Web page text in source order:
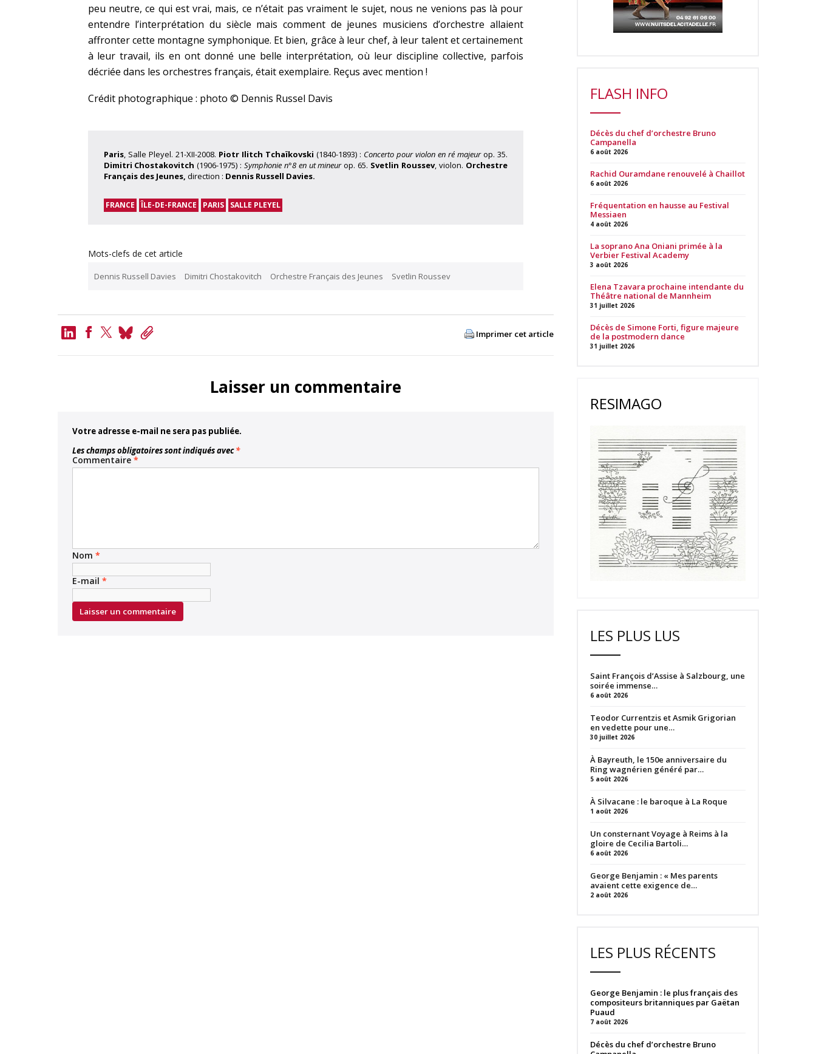
peu neutre, ce qui est vrai, mais, ce n’était pas vraiment le sujet, nous ne venions pas là pour
entendre l’interprétation du siècle mais comment de jeunes musiciens d’orchestre allaient
affronter cette montagne symphonique. Et bien, grâce à leur chef, à leur talent et certainement
à leur travail, ils en ont donné une belle interprétation, où leur discipline collective, parfois
décriée dans les orchestres français, était exemplaire. Reçus avec mention !
Crédit photographique : photo © Dennis Russel Davis
Paris, Salle Pleyel. 21-XII-2008. Piotr Ilitch Tchaïkovski (1840-1893) : Concerto pour violon en ré majeurop. 35.
Dimitri Chostakovitch (1906-1975) : Symphonie n°8 en ut mineurop. 65. Svetlin Roussev, violon. Orchestre
Français des Jeunes, direction : Dennis Russell Davies.
FRANCE ÎLE-DE-FRANCE PARIS SALLE PLEYEL
Mots-clefs de cet article
Dennis Russell Davies Dimitri Chostakovitch Orchestre Français des Jeunes Svetlin Roussev
LinkedIn
BlueskyCopy
Imprimer cet article
Laisser un commentaire
Votre adresse e-mail ne sera pas publiée.
Les champs obligatoires sont indiqués avec*
Commentaire *
Nom *
E-mail *
FLASH INFO
Décès du chef d’orchestre Bruno
Campanella
6 août 2026
Rachid Ouramdane renouvelé à Chaillot
6 août 2026
Fréquentation en hausse au Festival
Messiaen
4 août 2026
La soprano Ana Oniani primée à la
Verbier Festival Academy
3 août 2026
Elena Tzavara prochaine intendante du
Théâtre national de Mannheim
31 juillet 2026
Décès de Simone Forti, figure majeure
de la postmodern dance
31 juillet 2026
RESIMAGO
LES PLUS LUS
Saint François d’Assise à Salzbourg, une
soirée immense…
6 août 2026
Teodor Currentzis et Asmik Grigorian
en vedette pour une…
30 juillet 2026
À Bayreuth, le 150e anniversaire du
Ring wagnérien généré par…
5 août 2026
À Silvacane : le baroque à La Roque
1 août 2026
Un consternant Voyage à Reims à la
gloire de Cecilia Bartoli…
6 août 2026
George Benjamin : « Mes parents
avaient cette exigence de…
2 août 2026
LES PLUS RÉCENTS
George Benjamin : le plus français des
compositeurs britanniques par Gaëtan
Puaud
7 août 2026
Décès du chef d’orchestre Bruno